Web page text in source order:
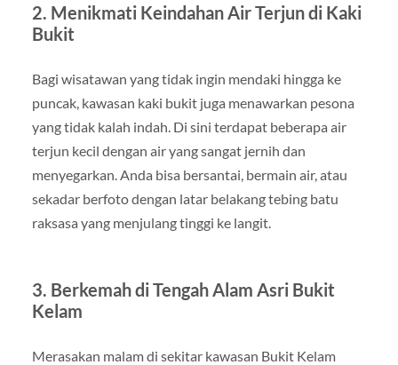
2. Menikmati Keindahan Air Terjun di Kaki
Bukit
Bagi wisatawan yang tidak ingin mendaki hingga ke
puncak, kawasan kaki bukit juga menawarkan pesona
yang tidak kalah indah. Di sini terdapat beberapa air
terjun kecil dengan air yang sangat jernih dan
menyegarkan. Anda bisa bersantai, bermain air, atau
sekadar berfoto dengan latar belakang tebing batu
raksasa yang menjulang tinggi ke langit.
3. Berkemah di Tengah Alam Asri Bukit
Kelam
Merasakan malam di sekitar kawasan Bukit Kelam